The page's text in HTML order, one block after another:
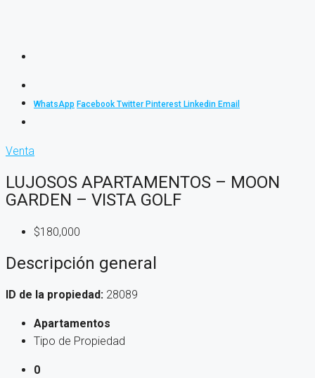
WhatsApp Facebook Twitter Pinterest Linkedin Email
Venta
LUJOSOS APARTAMENTOS – MOON
GARDEN – VISTA GOLF
$180,000
Descripción general
ID de la propiedad: 28089
Apartamentos
Tipo de Propiedad
0